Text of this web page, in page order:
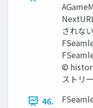
されな
©
ストリ
46.